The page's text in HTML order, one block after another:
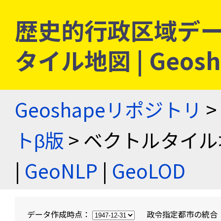
歴史的行政区域デ
タイル地図 |
Geoshapeリポジトリ >
トβ版 > ベクトルタイ
| GeoNLP | GeoLOD
データ作成時点： 政令指定都市の統